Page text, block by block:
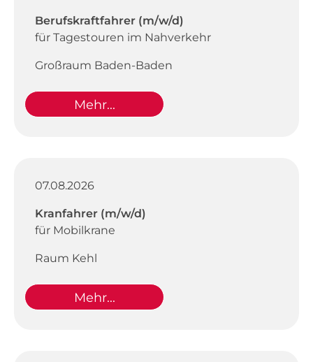
Berufskraftfahrer (m/w/d)
für Tagestouren im Nahverkehr
Großraum Baden-Baden
Mehr...
07.08.2026
Kranfahrer (m/w/d)
für Mobilkrane
Raum Kehl
Mehr...